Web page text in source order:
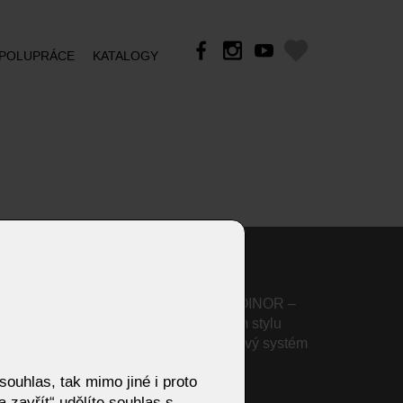
KATALOGY
Houpací křeslo JOJO od KOINOR –
moderní relax v designovém stylu
Sudbrock SCALA | Nábytkový systém
Výprodej - židle
tak mimo jiné i proto